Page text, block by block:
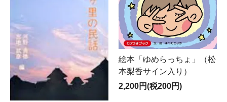
絵本「ゆめらっちょ」（松
本梨香サイン入り）
2,200円(税200円)